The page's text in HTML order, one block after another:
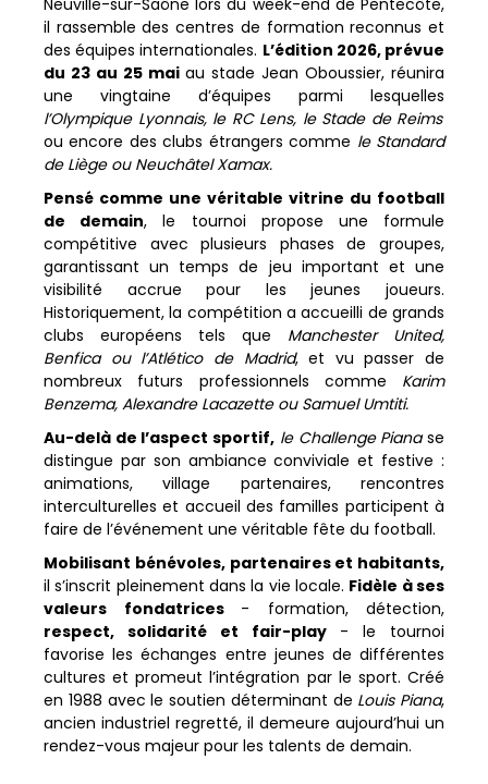
Neuville-sur-Saône lors du week-end de Pentecôte,
il rassemble des centres de formation reconnus et
des équipes internationales. L’édition 2026, prévue
du 23 au 25 mai au stade Jean Oboussier, réunira
une vingtaine d’équipes parmi lesquelles
l’Olympique Lyonnais, le RC Lens, le Stade de Reims
ou encore des clubs étrangers comme le Standard
de Liège ou Neuchâtel Xamax.
Pensé comme une véritable vitrine du football
de demain, le tournoi propose une formule
compétitive avec plusieurs phases de groupes,
garantissant un temps de jeu important et une
visibilité accrue pour les jeunes joueurs.
Historiquement, la compétition a accueilli de grands
clubs européens tels que Manchester United,
Benfica ou l’Atlético de Madrid, et vu passer de
nombreux futurs professionnels comme Karim
Benzema, Alexandre Lacazette ou Samuel Umtiti.
Au-delà de l’aspect sportif, le Challenge Pianase
distingue par son ambiance conviviale et festive :
animations, village partenaires, rencontres
interculturelles et accueil des familles participent à
faire de l’événement une véritable fête du football.
Mobilisant bénévoles, partenaires et habitants,
il s’inscrit pleinement dans la vie locale. Fidèle à ses
valeurs fondatrices - formation, détection,
respect, solidarité et fair-play - le tournoi
favorise les échanges entre jeunes de différentes
cultures et promeut l’intégration par le sport. Créé
en 1988 avec le soutien déterminant de Louis Piana,
ancien industriel regretté, il demeure aujourd’hui un
rendez-vous majeur pour les talents de demain.